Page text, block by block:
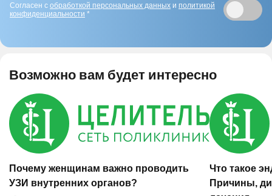
Согласен с обработкой персональных данных и политикой
конфиденциальности *
Возможно вам будет интересно
Почему женщинам важно проводить
УЗИ внутренних органов?
Что такое
Причины,